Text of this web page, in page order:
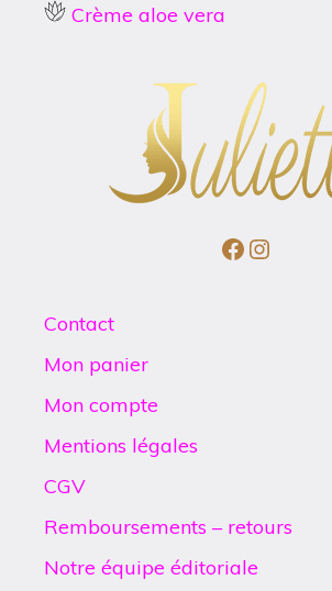
Crème aloe vera
Facebook
Contact
Mon panier
Mon compte
Mentions légales
CGV
Remboursements – retours
Notre équipe éditoriale